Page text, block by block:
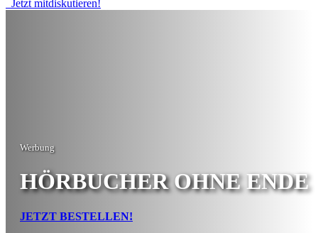
Jetzt mitdiskutieren!
Werbung
HÖRBUCHER OHNE ENDE
JETZT BESTELLEN!